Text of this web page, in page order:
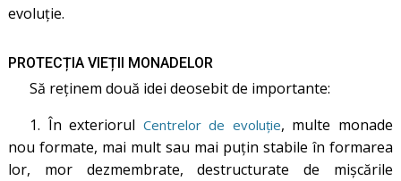
evoluţie.
PROTECȚIA VIEȚII MONADELOR
Să reținem două idei deosebit de importante:
1. În exteriorul Centrelor de evoluție, multe monade
nou formate, mai mult sau mai puțin stabile în formarea
lor, mor dezmembrate, destructurate de mișcările